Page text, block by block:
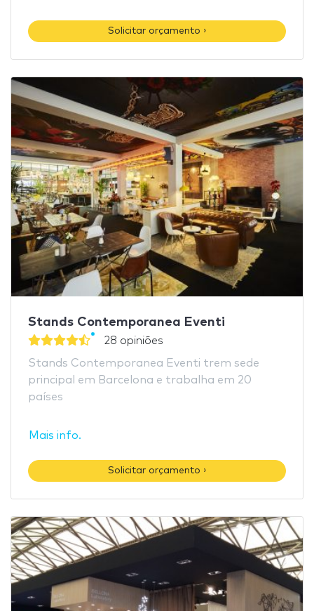
Solicitar orçamento ›
Stands Contemporanea Eventi
28 opiniões
Stands Contemporanea Eventi trem sede
principal em Barcelona e trabalha em 20
países
Mais info.
Solicitar orçamento ›